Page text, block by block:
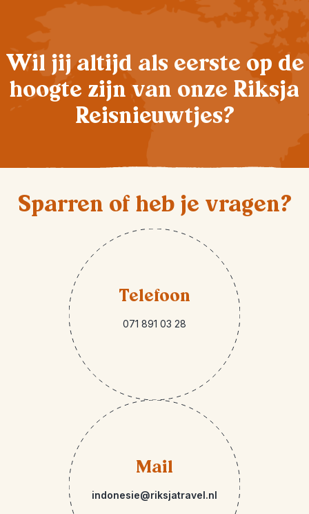
Wil jij altijd als eerste op de
hoogte zijn van onze Riksja
Reisnieuwtjes?
Sparren of heb je vragen?
Telefoon
071 891 03 28
Mail
indonesie@riksjatravel.nl